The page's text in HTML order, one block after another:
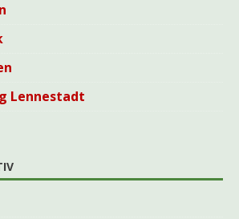
Lennestadt